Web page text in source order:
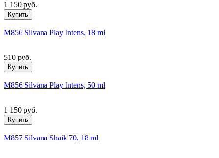
1 150 руб.
Купить
M856 Silvana Play Intens, 18 ml
510 руб.
Купить
M856 Silvana Play Intens, 50 ml
1 150 руб.
Купить
M857 Silvana Shaik 70, 18 ml